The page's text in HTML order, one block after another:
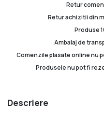
Retur
Retur achizitii din
Produse
Ambalaj de
Comenzile plasate online nu
Produsele nu pot fi
Descriere